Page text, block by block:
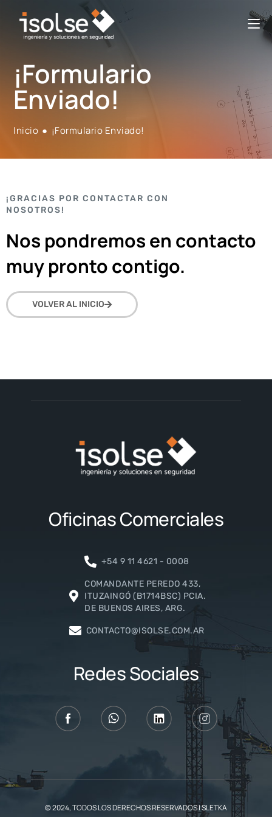
¡Formulario
Enviado!
Inicio ● ¡Formulario Enviado!
¡GRACIAS POR CONTACTAR CON
NOSOTROS!
Nos pondremos en contacto
muy pronto contigo.
VOLVER AL INICIO
Oficinas Comerciales
+54 9 11 4621 - 0008
COMANDANTE PEREDO 433,
ITUZAINGÓ (B1714BSC) PCIA.
DE BUENOS AIRES, ARG.
CONTACTO@ISOLSE.COM.AR
Redes Sociales
© 2024, TODOS LOS DERECHOS RESERVADOS | SLETKA